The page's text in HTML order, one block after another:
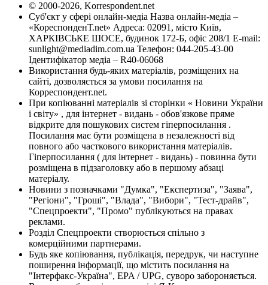
© 2000-2026, Korrespondent.net
Суб'єкт у сфері онлайн-медіа Назва онлайн-медіа –
«КореспонденТ.net» Адреса: 02091, місто Київ,
ХАРКІВСЬКЕ ШОСЕ, будинок 172-Б, офіс 208/1 E-mail:
sunlight@mediadim.com.ua Телефон: 044-205-43-00
Ідентифікатор медіа – R40-06068
Використання будь-яких матеріалів, розміщених на
сайті, дозволяється за умови посилання на
Корреспондент.net.
При копіюванні матеріалів зі сторінки « Новини України
і світу» , для інтернет - видань - обов'язкове пряме
відкрите для пошукових систем гіперпосилання .
Посилання має бути розміщена в незалежності від
повного або часткового використання матеріалів.
Гіперпосилання ( для інтернет - видань) - повинна бути
розміщена в підзаголовку або в першому абзаці
матеріалу.
Новини з позначками "Думка", "Експертиза", "Заява",
"Регіони", "Гроші", "Влада", "Вибори", "Тест-драйв",
"Спецпроекти", "Промо" публікуються на правах
реклами.
Розділ Спецпроекти створюється спільно з
комерційними партнерами.
Будь яке копіювання, публікація, передрук, чи наступне
поширення інформації, що містить посилання на
"Інтерфакс-Україна", EPA / UPG, суворо забороняється.